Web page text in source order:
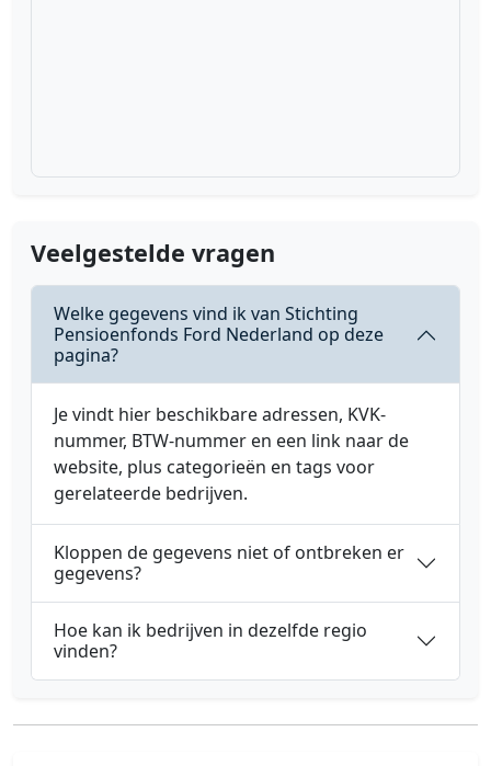
Veelgestelde vragen
Welke gegevens vind ik van Stichting
Pensioenfonds Ford Nederland op deze
pagina?
Je vindt hier beschikbare adressen, KVK-
nummer, BTW-nummer en een link naar de
website, plus categorieën en tags voor
gerelateerde bedrijven.
Kloppen de gegevens niet of ontbreken er
gegevens?
Hoe kan ik bedrijven in dezelfde regio
vinden?